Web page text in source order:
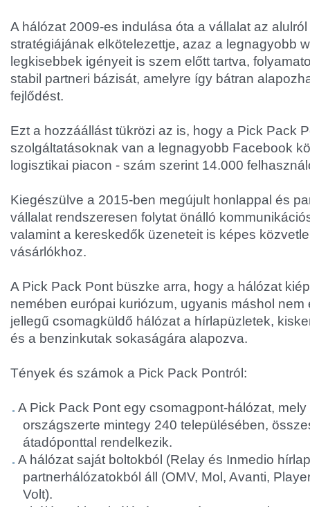
A hálózat 2009-es indulása óta a vállalat az
stratégiájának elkötelezettje, azaz a legnagyobb
legkisebbek igényeit is szem előtt tartva,
stabil partneri bázisát, amelyre így bátran
fejlődést.
Ezt a hozzáállást tükrözi az is, hogy a Pick Pack
szolgáltatásoknak van a legnagyobb Facebook
logisztikai piacon - szám szerint 14.000
Kiegészülve a 2015-ben megújult honlappal és
vállalat rendszeresen folytat önálló
valamint a kereskedők üzeneteit is képes
vásárlókhoz.
A Pick Pack Pont büszke arra, hogy a hálózat
nemében európai kuriózum, ugyanis máshol nem
jellegű csomagküldő hálózat a hírlapüzletek,
és a benzinkutak sokaságára alapozva.
Tények és számok a Pick Pack Pontról:
A Pick Pack Pont egy csomagpont-hálózat,
országszerte mintegy 240 településében,
átadóponttal rendelkezik.
A hálózat saját boltokból (Relay és Inmedio
partnerhálózatokból áll (OMV, Mol, Avanti,
Volt).